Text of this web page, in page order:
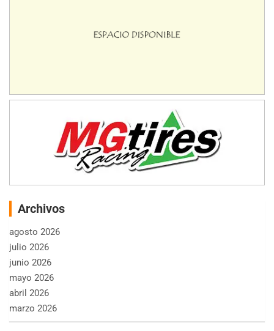
Archivos
agosto 2026
julio 2026
junio 2026
mayo 2026
abril 2026
marzo 2026